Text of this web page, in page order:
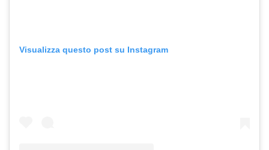
Visualizza questo post su Instagram